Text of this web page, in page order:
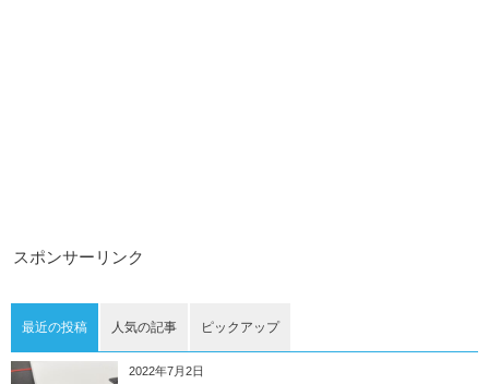
スポンサーリンク
最近の投稿 人気の記事 ピックアップ
2022年7月2日